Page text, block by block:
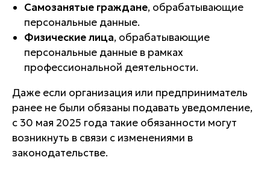
Самозанятые граждане, обрабатывающие
персональные данные.
Физические лица, обрабатывающие
персональные данные в рамках
профессиональной деятельности.
Даже если организация или предприниматель
ранее не были обязаны подавать уведомление,
с 30 мая 2025 года такие обязанности могут
возникнуть в связи с изменениями в
законодательстве.